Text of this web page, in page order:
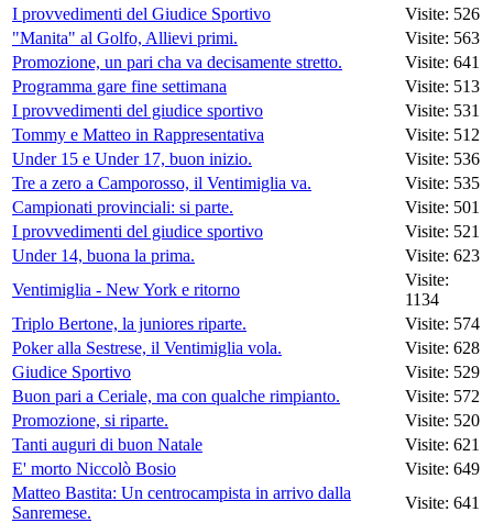
I provvedimenti del Giudice Sportivo
Visite: 526
"Manita" al Golfo, Allievi primi.
Visite: 563
Promozione, un pari cha va decisamente stretto.
Visite: 641
Programma gare fine settimana
Visite: 513
I provvedimenti del giudice sportivo
Visite: 531
Tommy e Matteo in Rappresentativa
Visite: 512
Under 15 e Under 17, buon inizio.
Visite: 536
Tre a zero a Camporosso, il Ventimiglia va.
Visite: 535
Campionati provinciali: si parte.
Visite: 501
I provvedimenti del giudice sportivo
Visite: 521
Under 14, buona la prima.
Visite: 623
Ventimiglia - New York e ritorno
Visite:
1134
Triplo Bertone, la juniores riparte.
Visite: 574
Poker alla Sestrese, il Ventimiglia vola.
Visite: 628
Giudice Sportivo
Visite: 529
Buon pari a Ceriale, ma con qualche rimpianto.
Visite: 572
Promozione, si riparte.
Visite: 520
Tanti auguri di buon Natale
Visite: 621
E' morto Niccolò Bosio
Visite: 649
Matteo Bastita: Un centrocampista in arrivo dalla
Sanremese.
Visite: 641